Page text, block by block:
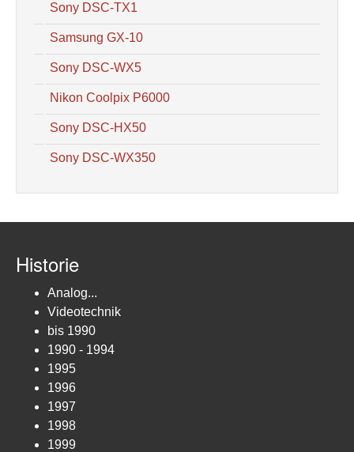
Sony DSC-TX1
Samsung GX-10
Sony DSC-WX5
Nikon Coolpix P6000
Sony DSC-HX50
Sony DSC-WX350
Historie
Analog...
Videotechnik
bis 1990
1990 - 1994
1995
1996
1997
1998
1999